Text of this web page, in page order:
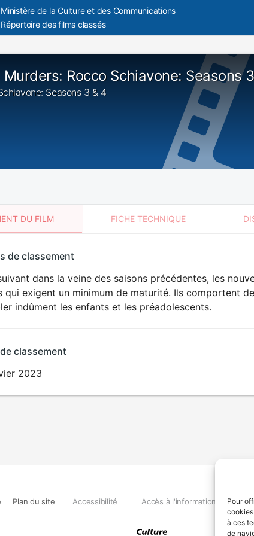
Pour
à ces
de
Ministère de la Culture et des Communications
Répertoire des films classés
Murders: Rocco Schiavone: Seasons
Seasons 3 & 4
DU FILM FICHE TECHNIQUE
de classement
dans la veine des saisons précédentes, les
qui exigent un minimum de maturité. Ils comportent
indûment les enfants et les préadolescents.
classement
2023
Plan du site Accessibilité Accès à l'information